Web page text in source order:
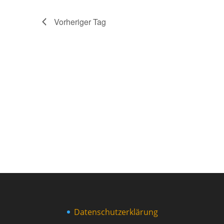
Vorheriger Tag
Datenschutzerklärung